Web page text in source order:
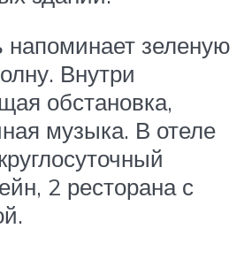
зеленую
Внутри
обстановка,
музыка. В отеле
2 ресторана с